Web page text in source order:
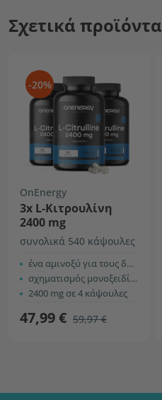
Σχετικά προϊόντα
-20%
OnEnergy
3x L-Κιτρουλίνη
2400 mg
συνολικά 540 κάψουλες
ένα αμινοξύ για τους δραστήριους
σχηματισμός μονοξειδίου του αζώτου
2400 mg σε 4 κάψουλες
47,99 € 59,97 €